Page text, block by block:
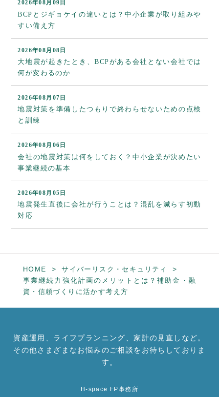
2026年08月09日
BCPとジギョケイの違いとは？中小企業が取り組みや
すい備え方
2026年08月08日
大地震が起きたとき、BCPがある会社とない会社では
何が変わるのか
2026年08月07日
地震対策を準備したつもりで終わらせないための点検
と訓練
2026年08月06日
会社の地震対策は何をしておく？中小企業が決めたい
事業継続の基本
2026年08月05日
地震発生直後に会社が行うことは？混乱を減らす初動
対応
HOME
サイバーリスク・セキュリティ
事業継続力強化計画のメリットとは？補助金・融
資・信頼づくりに活かす考え方
資産運用、ライフプランニング、家計の見直しなど。
その他さまざまなお悩みのご相談をお待ちしておりま
す。
H-space FP事務所